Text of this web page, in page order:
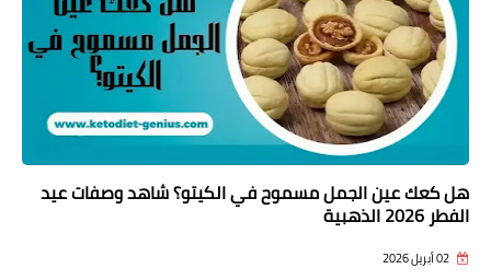
هل كعك عين الجمل مسموح في الكيتو؟ شاهد وصفات عيد
الفطر 2026 الذهبية